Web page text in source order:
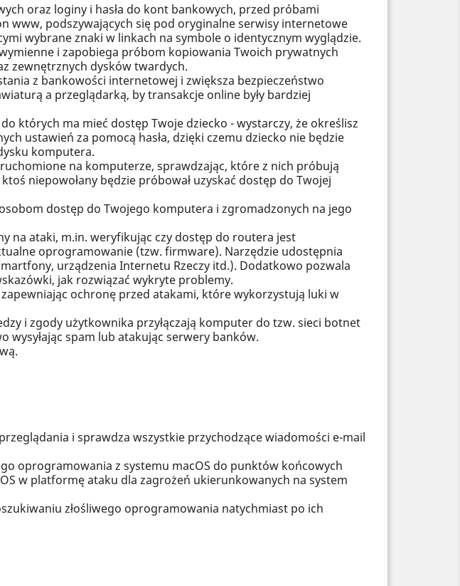
oraz loginy i hasła do kont bankowych, przed próbami
www, podszywających się pod oryginalne serwisy internetowe
wybrane znaki w linkach na symbole o identycznym wyglądzie.
i zapobiega próbom kopiowania Twoich prywatnych
zewnętrznych dysków twardych.
z bankowości internetowej i zwiększa bezpieczeństwo
a przeglądarką, by transakcje online były bardziej
których ma mieć dostęp Twoje dziecko - wystarczy, że określisz
ustawień za pomocą hasła, dzięki czemu dziecko nie będzie
komputera.
na komputerze, sprawdzając, które z nich próbują
niepowołany będzie próbował uzyskać dostęp do Twojej
dostęp do Twojego komputera i zgromadzonych na jego
na ataki, m.in. weryfikując czy dostęp do routera jest
oprogramowanie (tzw. firmware). Narzędzie udostępnia
urządzenia Internetu Rzeczy itd.). Dodatkowo pozwala
jak rozwiązać wykryte problemy.
ochronę przed atakami, które wykorzystują luki w
i zgody użytkownika przyłączają komputer do tzw. sieci botnet
spam lub atakując serwery banków.
i sprawdza wszystkie przychodzące wiadomości e-mail
oprogramowania z systemu macOS do punktów końcowych
w platformę ataku dla zagrożeń ukierunkowanych na system
złośliwego oprogramowania natychmiast po ich